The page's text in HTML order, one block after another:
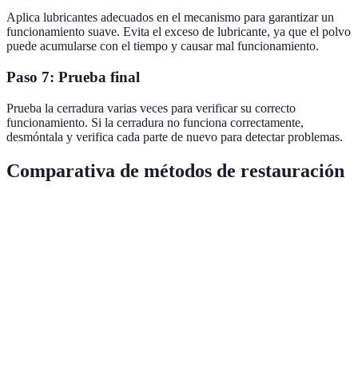
Aplica lubricantes adecuados en el mecanismo para garantizar un
funcionamiento suave. Evita el exceso de lubricante, ya que el polvo
puede acumularse con el tiempo y causar mal funcionamiento.
Paso 7: Prueba final
Prueba la cerradura varias veces para verificar su correcto
funcionamiento. Si la cerradura no funciona correctamente,
desmóntala y verifica cada parte de nuevo para detectar problemas.
Comparativa de métodos de restauración